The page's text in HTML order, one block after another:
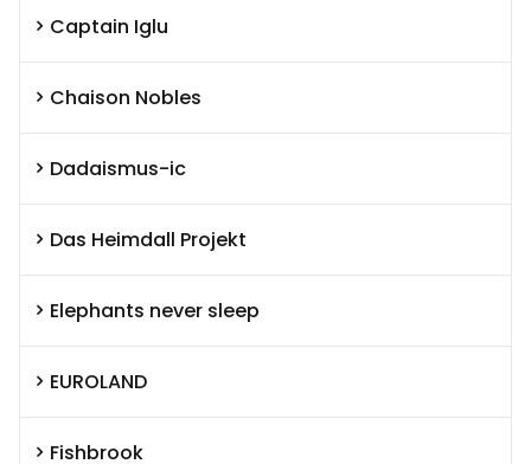
Captain Iglu
Chaison Nobles
Dadaismus-ic
Das Heimdall Projekt
Elephants never sleep
EUROLAND
Fishbrook